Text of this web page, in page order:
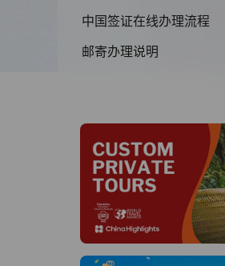
中国签证在线办理流程
邮寄办理说明